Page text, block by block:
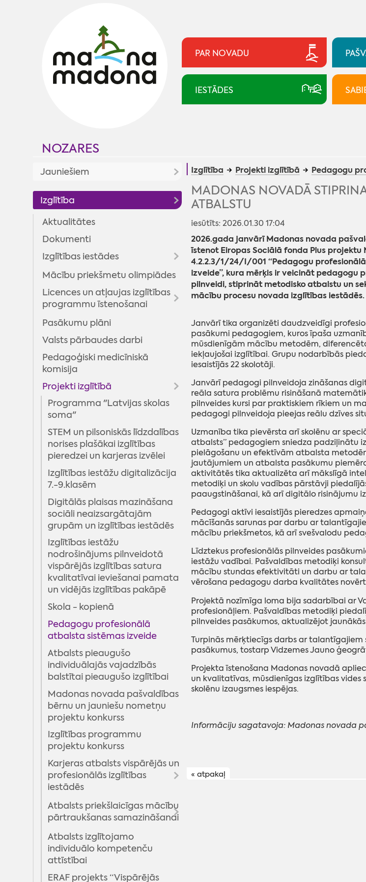
PAR NOVADU
IESTĀDES
NOZARES
Jauniešiem
Jaunumi
Jaunatnes politika
Jaunatnes lietu komisija
Madonas novada jauniešu
dome
EURODESK
Brīvprātīgais darbs
Projekti
Projekts "Kontakts"
Projekts "Proti un dari 2.0"
"Digitālā darba ar jaunatni
sistēmas attīstība
pašvaldībās"
Realizētie projekti
Jauniešu projekts "DZĪVO""
Projekts "Labbūtības
ceļakartes aktivitāšu
īstenošana Madonas
novadā”
Projekts "Jaunatnes
darbinieku kapacitātes
stiprināšana, attīstot
digitālā un mobilā /ielu
darba ar jaunatni sistēmu
Madonas novadā"
Projekts "Kopā darām"
Projekts "Kaļam plānus"
Nometnes
Izglītība
Aktualitātes
Dokumenti
Izglītības iestādes
Vispārizglītojošās skolas
Pirmsskolas izglītības iestādes
Interešu un profesionālās
ievirzes izglītības iestādes
Mācību priekšmetu olimpiādes
Licences un atļaujas izglītības
programmu īstenošanai
Interešu izglītība
Neformālā izglītība
Pedagogu profesionālā
pilnveide
Pasākumu plāni
Valsts pārbaudes darbi
Pedagoģiski medicīniskā
komisija
Projekti izglītībā
Programma "Latvijas skolas
soma"
STEM un pilsoniskās līdzdalības
norises plašākai izglītības
pieredzei un karjeras izvēlei
Izglītības iestāžu digitalizācija
7.-9.klasēm
Digitālās plaisas mazināšana
sociāli neaizsargātajām
grupām un izglītības iestādēs
Izglītības iestāžu
nodrošinājums pilnveidotā
vispārējās izglītības satura
kvalitatīvai ieviešanai pamata
un vidējās izglītības pakāpē
Skola - kopienā
Pedagogu profesionālā
atbalsta sistēmas izveide
Atbalsts pieaugušo
individuālajās vajadzībās
balstītai pieaugušo izglītībai
Madonas novada pašvaldības
bērnu un jauniešu nometņu
projektu konkurss
Izglītības programmu
projektu konkurss
Karjeras atbalsts vispārējās un
profesionālās izglītības
iestādēs
Karjeras atbalsta pasākumi
2022
Karjeras atbalsta pasākumi
2021
Karjeras atbalsta pasākumi
2020
Atbalsts priekšlaicīgas mācību
pārtraukšanas samazināšanai
Jaunatnes iniciatīvu
projektu konkurss
(PuMPuRS) - 2019
Projekts "MĒS ESAM STIPRI!"
Jaunatnes iniciatīvu
Atbalsts izglītojamo
individuālo kompetenču
attīstībai
ERAF projekts “Vispārējās
Izglītība Projekti izglītībā Pedagogu
MADONAS NOVADĀ
ATBALSTU
iesūtīts: 2026.01.30 17:04
2026.gada janvārī Madonas novada
īstenot Eiropas Sociālā fonda Plus projektu
4.2.2.3/1/24/I/001 “Pedagogu
izveide”, kura mērķis ir veicināt pedagogu
pilnveidi, stiprināt metodisko atbalstu un
mācību procesu novada izglītības iestādēs.
Janvārī tika organizēti daudzveidīgi
pasākumi pedagogiem, kuros īpaša
mūsdienīgām mācību metodēm,
iekļaujošai izglītībai. Grupu nodarbībās
iesaistījās 22 skolotāji.
Janvārī pedagogi pilnveidoja zināšanas
reāla satura problēmu risināšanā
pilnveides kursi par praktiskiem rīkiem un
pedagogi pilnveidoja pieejas reālu dzīves
Uzmanība tika pievērsta arī skolēnu ar
atbalsts” pedagogiem sniedza padziļinātu
pielāgošanu un efektīvām atbalsta
jautājumiem un atbalsta pasākumu
aktivitātēs tika aktualizēta arī mākslīgā
metodiķi un skolu vadības pārstāvji
paaugstināšanai, kā arī digitālo risinājumu
Pedagogi aktīvi iesaistījās pieredzes
mācīšanās sarunas par darbu ar
mācību priekšmetos, kā arī svešvalodu
Līdztekus profesionālās pilnveides
iestāžu vadībai. Pašvaldības metodiķi
mācību stundas efektivitāti un darbu ar
vērošana pedagogu darba kvalitātes
Projektā nozīmīga loma bija sadarbībai ar
profesionāļiem. Pašvaldības metodiķi
pilnveides pasākumos, aktualizējot
Turpinās mērķtiecīgs darbs ar talantīgajiem
pasākumus, tostarp Vidzemes Jauno
Projekta īstenošana Madonas novadā
un kvalitatīvas, mūsdienīgas izglītības
skolēnu izaugsmes iespējas.
Informāciju sagatavoja: Madonas novada
« atpakaļ